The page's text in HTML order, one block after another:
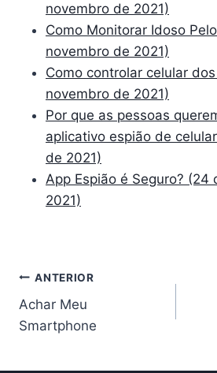
novembro de 2021)
Como Monitorar Idoso
novembro de 2021)
Como controlar celular
novembro de 2021)
Por que as pessoas
aplicativo espião de
de 2021)
App Espião é Seguro? (24
2021)
Navegação
de
ANTERIOR
Achar Meu
Smartphone